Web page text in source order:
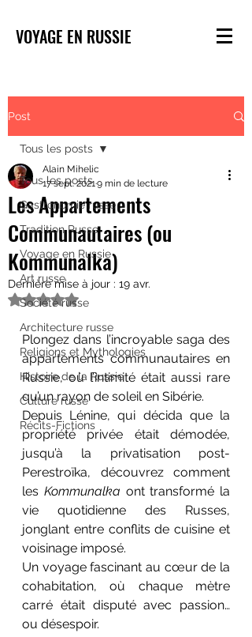
VOYAGE EN RUSSIE
Post
Tous les posts
Gastronomie russe
Tradition Russe
Voyage en Russie
Art russe
Société russe
Architecture russe
Religions et Mythologies
Histoire de la Russie
Culture russe
Récits-Fictions
Tous les posts
Les Appartements
Communautaires (ou
Kommunalka)
Alain Mihelic
17 sept. 20219 min de lecture
Dernière mise à jour : 19 avr.
Noté NaN étoiles sur 5.
Plongez dans l’incroyable saga des
appartements communautaires en
Russie, où l’intimité était aussi rare
qu’un rayon de soleil en Sibérie.
Depuis Lénine, qui décida que la
propriété privée était démodée,
jusqu’à la privatisation post-
Perestroïka, découvrez comment
les Kommunalka ont transformé la
vie quotidienne des Russes,
jonglant entre conflits de cuisine et
voisinage imposé.
Un voyage fascinant au cœur de la
cohabitation, où chaque mètre
carré était disputé avec passion…
ou désespoir.